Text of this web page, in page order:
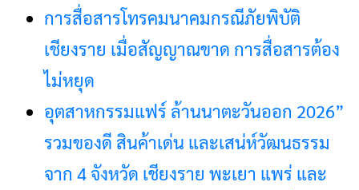
การสื่อสารโทรคมนาคมกรณีภัยพิบัติ
เชียงราย เมื่อสัญญาณขาด การสื่อสารต้อง
ไม่หยุด
อุตสาหกรรมแฟร์ ล้านนาตะวันออก 2026”
รวมของดี สินค้าเด่น และเสน่ห์วัฒนธรรม
จาก 4 จังหวัด เชียงราย พะเยา แพร่ และ